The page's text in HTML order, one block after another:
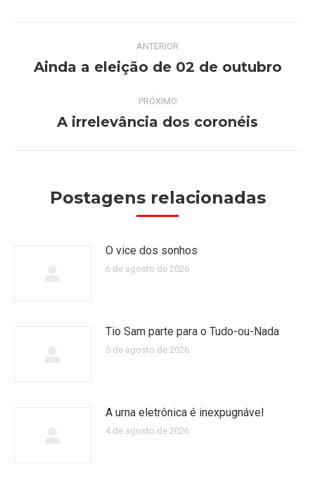
Navegação
de
ANTERIOR
Post
Ainda a eleição de 02 de outubro
PRÓXIMO
Próximo
A irrelevância dos coronéis
Postagens relacionadas
O vice dos sonhos
6 de agosto de 2026
Tio Sam parte para o Tudo-ou-Nada
5 de agosto de 2026
A urna eletrônica é inexpugnável
4 de agosto de 2026